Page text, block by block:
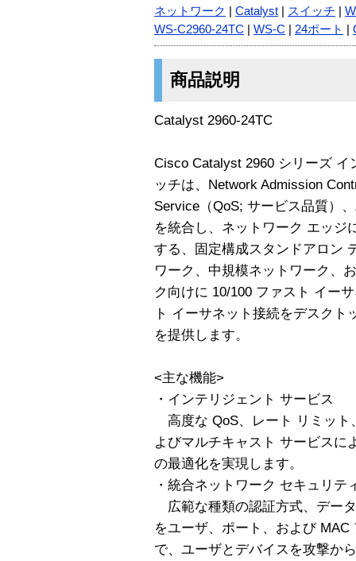
ネットワーク Catalyst スイッチ
WS-C2960-24TC
WS-C 24ポート
商品説明
Catalyst 2960-24TC
Cisco Catalyst 2960 シリーズ
ッチは、Network Admission
Service（QoS; サービス品質）
を統合し、ネットワーク エッジ
する、固定構成スタンドアロン
ワーク、中規模ネットワーク、
ク向けに 10/100 ファスト イー
ト イーサネット接続をデスク
を提供します。
<主な機能>
・インテリジェント サービス
高度な QoS、レート リミット
よびマルチキャスト サービスに
の最適化を実現します。
・統合ネットワーク セキュリテ
広範な種類の認証方式、デー
をユーザ、ポート、および
で、ユーザとデバイスを攻撃か